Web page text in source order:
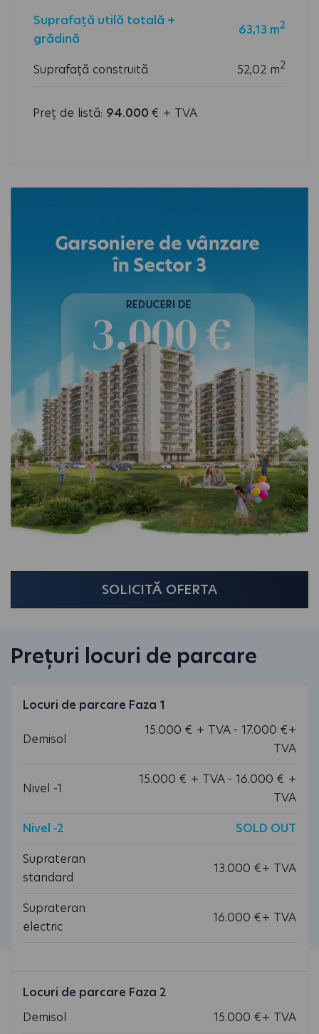
Suprafață utilă totală +
grădină
63,13 m2
Suprafață construită 52,02 m2
Preț de listă: 94.000 € + TVA
SOLICITĂ OFERTA
Prețuri locuri de parcare
Locuri de parcare Faza 1
Demisol
15.000 € + TVA - 17.000 €+
TVA
Nivel -1
15.000 € + TVA - 16.000 € +
TVA
Nivel -2
SOLD OUT
Suprateran
standard
13.000 €+ TVA
Suprateran
electric
16.000 €+ TVA
Locuri de parcare Faza 2
Demisol
15.000 €+ TVA